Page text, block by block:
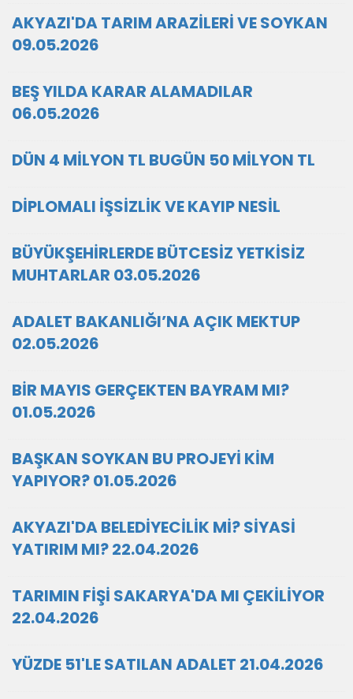
AKYAZI'DA TARIM ARAZİLERİ VE SOYKAN
09.05.2026
BEŞ YILDA KARAR ALAMADILAR
06.05.2026
DÜN 4 MİLYON TL BUGÜN 50 MİLYON TL
DİPLOMALI İŞSİZLİK VE KAYIP NESİL
BÜYÜKŞEHİRLERDE BÜTCESİZ YETKİSİZ
MUHTARLAR 03.05.2026
ADALET BAKANLIĞI’NA AÇIK MEKTUP
02.05.2026
BİR MAYIS GERÇEKTEN BAYRAM MI?
01.05.2026
BAŞKAN SOYKAN BU PROJEYİ KİM
YAPIYOR? 01.05.2026
AKYAZI'DA BELEDİYECİLİK Mİ? SİYASİ
YATIRIM MI? 22.04.2026
TARIMIN FİŞİ SAKARYA'DA MI ÇEKİLİYOR
22.04.2026
YÜZDE 51'LE SATILAN ADALET 21.04.2026